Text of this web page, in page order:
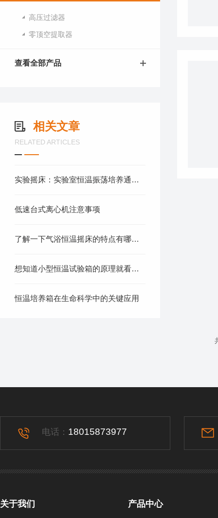
高压过滤器
零顶空提取器
查看全部产品
相关文章
RELATED ARTICLES
实验摇床：实验室恒温振荡培养通用设备
低速台式离心机注意事项
了解一下气浴恒温摇床的特点有哪些吧
想知道小型恒温试验箱的原理就看看这些吧
恒温培养箱在生命科学中的关键应用
电话： 18015873977
关于我们 产品中心